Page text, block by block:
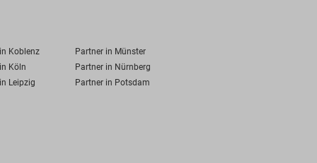
Koblenz
Partner in Münster
Köln
Partner in Nürnberg
Leipzig
Partner in Potsdam